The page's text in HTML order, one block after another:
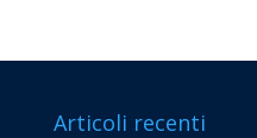
Articoli recenti